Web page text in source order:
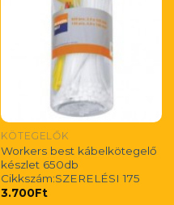
KÖTEGELŐK
Workers best kábelkötegelő
készlet 650db
Cikkszám:SZERELÉSI 175
3.700Ft